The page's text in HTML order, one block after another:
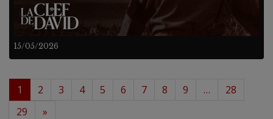
15/05/2026
1 2 3 4 5 6 7 8 9 …
28
29
»